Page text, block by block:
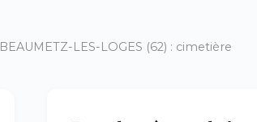
LES-LOGES (62) : cimetière